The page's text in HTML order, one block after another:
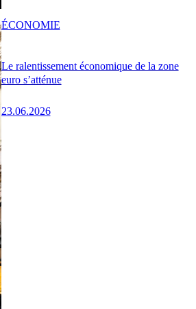
Le ralentissement économique de la zone
euro s’atténue
23.06.2026
ÉCONOMIE